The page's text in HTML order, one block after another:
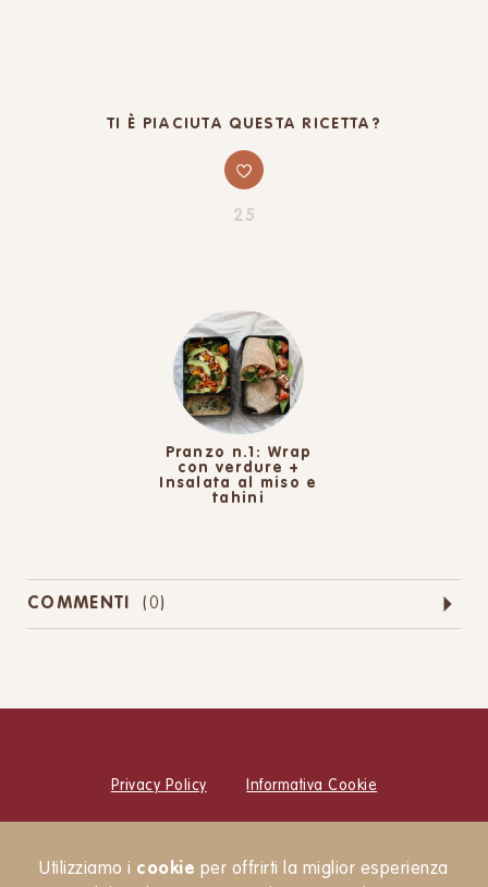
Utilizziamo i cookie per offrirti la miglior esperienza
TI È PIACIUTA QUESTA RICETTA?
25
Pranzo n.1: Wrap
con verdure +
Insalata al miso e
tahini
COMMENTI (0)
Privacy Policy Informativa Cookie
Newsletter